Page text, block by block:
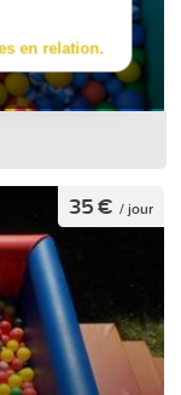
35 € / jour
en relation.